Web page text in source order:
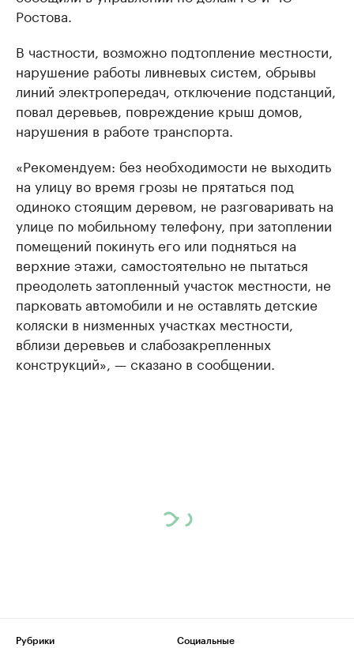
Ростова.
В частности, возможно подтопление местности,
нарушение работы ливневых систем, обрывы
линий электропередач, отключение подстанций,
повал деревьев, повреждение крыш домов,
нарушения в работе транспорта.
«Рекомендуем: без необходимости не выходить
на улицу во время грозы не прятаться под
одиноко стоящим деревом, не разговаривать на
улице по мобильному телефону, при затоплении
помещений покинуть его или подняться на
верхние этажи, самостоятельно не пытаться
преодолеть затопленный участок местности, не
парковать автомобили и не оставлять детские
коляски в низменных участках местности,
вблизи деревьев и слабозакрепленных
конструкций», — сказано в сообщении.
Рубрики
Социальные